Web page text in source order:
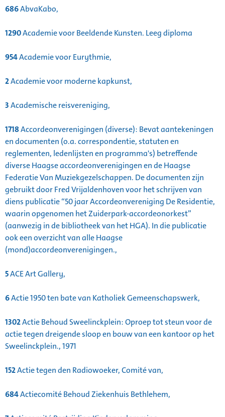
686AbvaKabo,
1290Academie voor Beeldende Kunsten. Leeg diploma
954Academie voor Eurythmie,
2Academie voor moderne kapkunst,
3Academische reisvereniging,
1718Accordeonverenigingen (diverse): Bevat aantekeningen
en documenten (o.a. correspondentie, statuten en
reglementen, ledenlijsten en programma's) betreffende
diverse Haagse accordeonverenigingen en de Haagse
Federatie Van Muziekgezelschappen. De documenten zijn
gebruikt door Fred Vrijaldenhoven voor het schrijven van
diens publicatie “50 jaar Accordeonvereniging De Residentie,
waarin opgenomen het Zuiderpark-accordeonorkest”
(aanwezig in de bibliotheek van het HGA). In die publicatie
ook een overzicht van alle Haagse
(mond)accordeonverenigingen.,
5ACE Art Gallery,
6Actie 1950 ten bate van Katholiek Gemeenschapswerk,
1302Actie Behoud Sweelinckplein: Oproep tot steun voor de
actie tegen dreigende sloop en bouw van een kantoor op het
Sweelinckplein., 1971
152Actie tegen den Radiowoeker, Comité van,
684Actiecomité Behoud Ziekenhuis Bethlehem,